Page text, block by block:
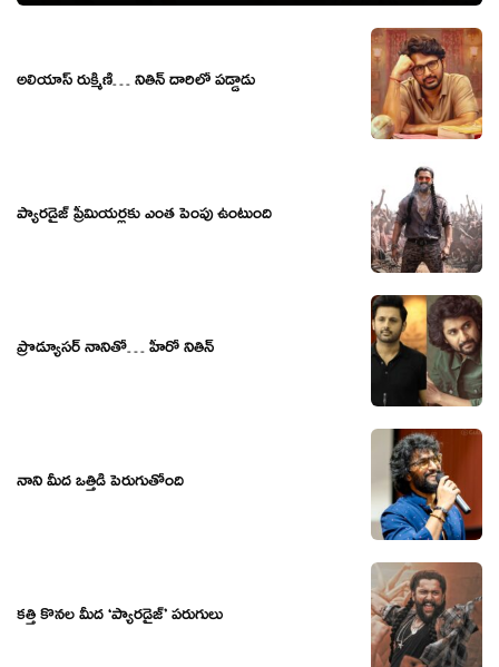
అలియాస్ రుక్మిణి… నితిన్ దారిలో పడ్డాడు
ప్యారడైజ్ ప్రీమియర్లకు ఎంత పెంపు ఉంటుంది
ప్రొడ్యూసర్ నానితో… హీరో నితిన్
నాని మీద ఒత్తిడి పెరుగుతోంది
కత్తి కొనల మీద ‘ప్యారడైజ్’ పరుగులు